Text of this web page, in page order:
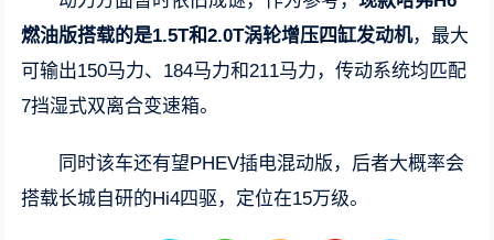
燃油版搭载的是1.5T和2.0T涡轮增压四缸发动机，最大
可输出150马力、184马力和211马力，传动系统均匹配
7挡湿式双离合变速箱。
同时该车还有望PHEV插电混动版，后者大概率会
搭载长城自研的Hi4四驱，定位在15万级。